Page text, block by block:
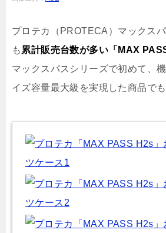
プロテカ（PROTECA）マックス
も累計販売台数が多い「MAX
マックスパスシリーズで初めて、
イズ容量最大級を実現した商品でも